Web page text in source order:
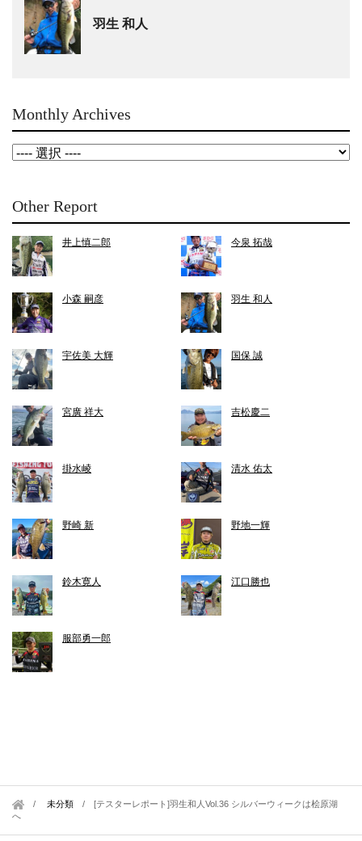
羽生 和人
Monthly Archives
Other Report
井上慎二郎 今泉 拓哉
小森 嗣彦 羽生 和人
宇佐美 大輝 国保 誠
宮廣 祥大 吉松慶二
掛水崚 清水 佑太
野崎 新 野地一輝
鈴木寛人 江口勝也
服部勇一郎
未分類 /[テスターレポート]羽生和人Vol.36 シルバーウィークは桧原湖
へ